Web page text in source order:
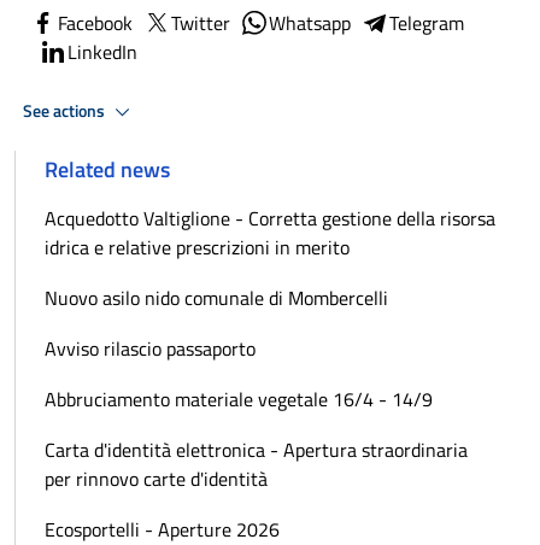
Facebook Twitter Whatsapp
Telegram
LinkedIn
See actions
Related news
Acquedotto Valtiglione - Corretta gestione della risorsa
idrica e relative prescrizioni in merito
Nuovo asilo nido comunale di Mombercelli
Avviso rilascio passaporto
Abbruciamento materiale vegetale 16/4 - 14/9
Carta d'identità elettronica - Apertura straordinaria
per rinnovo carte d'identità
Ecosportelli - Aperture 2026